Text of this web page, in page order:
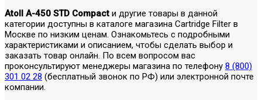
Atoll A-450 STD Compact и другие товары в данной
категории доступны в каталоге магазина Cartridge Filter в
Москве по низким ценам. Ознакомьтесь с подробными
характеристиками и описанием, чтобы сделать выбор и
заказать товар онлайн. По всем вопросом вас
проконсультируют менеджеры магазина по телефону 8 (800)
301 02 28 (бесплатный звонок по РФ) или электронной почте
компании.